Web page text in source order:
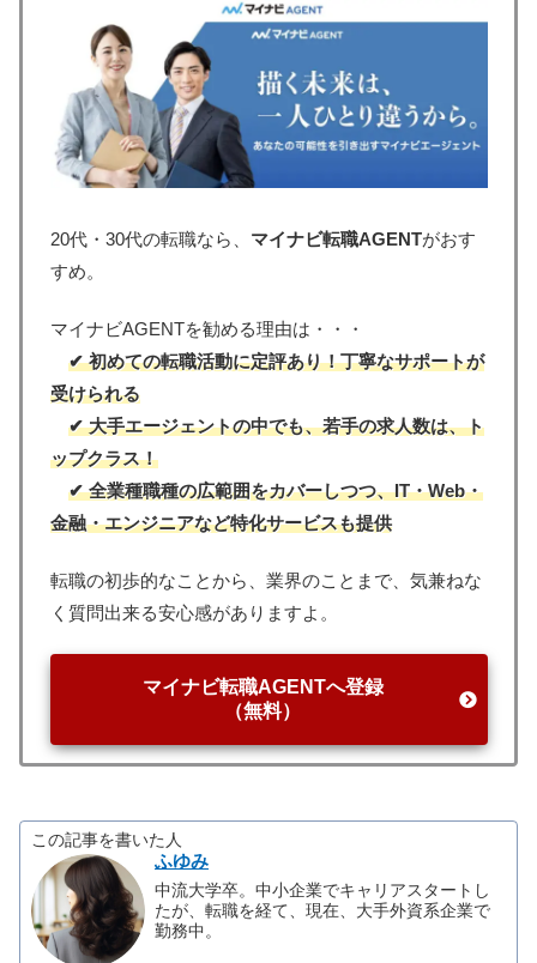
20代・30代の転職なら、 マイナビ転職AGENTがおす
すめ。
マイナビAGENTを勧める理由は・・・
✔︎ 初めての転職活動に定評あり！丁寧なサポートが
受けられる
✔︎ 大手エージェントの中でも、若手の求人数は、ト
ップクラス！
✔︎ 全業種職種の広範囲をカバーしつつ、IT・Web・
金融・エンジニアなど特化サービスも提供
転職の初歩的なことから、業界のことまで、気兼ねな
く質問出来る安心感がありますよ。
マイナビ転職AGENTへ登録
（無料）
この記事を書いた人
ふゆみ
中流大学卒。中小企業でキャリアスタートし
たが、転職を経て、現在、大手外資系企業で
勤務中。